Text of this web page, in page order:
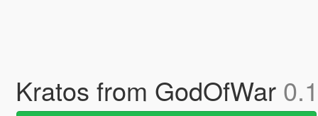
Kratos from GodOfWar 0.1